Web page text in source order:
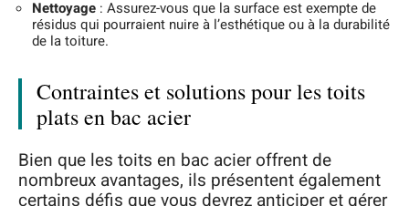
Nettoyage : Assurez-vous que la surface est exempte de
résidus qui pourraient nuire à l’esthétique ou à la durabilité
de la toiture.
Contraintes et solutions pour les toits
plats en bac acier
Bien que les toits en bac acier offrent de
nombreux avantages, ils présentent également
certains défis que vous devrez anticiper et gérer